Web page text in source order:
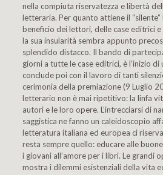
nella compiuta riservatezza e libertà
letteraria. Per quanto attiene il “silente”
beneficio dei lettori, delle case editrici e
la sua insularità sembra appunto
splendido distacco. Il bando di
giorni a tutte le case editrici, è l’inizio di
conclude poi con il lavoro di tanti
cerimonia della premiazione (9 Luglio
letterario non è mai ripetitivo: la linfa
autori e le loro opere. L’intrecciarsi di
saggistica ne fanno un caleidoscopio
letteratura italiana ed europea ci
resta sempre quello: educare alle
i giovani all’amore per i libri. Le grandi
mostra i dilemmi esistenziali della vita